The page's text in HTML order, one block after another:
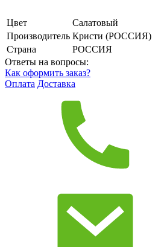
Цвет
Салатовый
Производитель Кристи (РОССИЯ)
Страна
РОССИЯ
Ответы на вопросы:
Как оформить заказ?
Оплата Доставка